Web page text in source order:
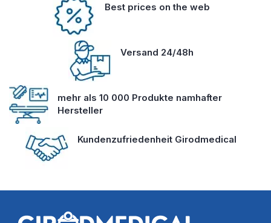
Best prices on the web
Versand 24/48h
mehr als 10 000 Produkte namhafter
Hersteller
Kundenzufriedenheit Girodmedical